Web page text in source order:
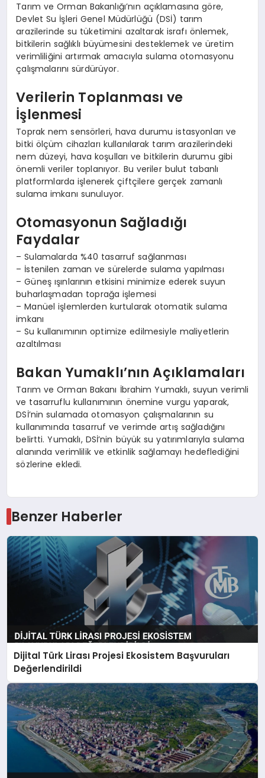
Tarım ve Orman Bakanlığı’nın açıklamasına göre,
Devlet Su İşleri Genel Müdürlüğü (DSİ) tarım
arazilerinde su tüketimini azaltarak israfı önlemek,
bitkilerin sağlıklı büyümesini desteklemek ve üretim
verimliliğini artırmak amacıyla sulama otomasyonu
çalışmalarını sürdürüyor.
Verilerin Toplanması ve
İşlenmesi
Toprak nem sensörleri, hava durumu istasyonları ve
bitki ölçüm cihazları kullanılarak tarım arazilerindeki
nem düzeyi, hava koşulları ve bitkilerin durumu gibi
önemli veriler toplanıyor. Bu veriler bulut tabanlı
platformlarda işlenerek çiftçilere gerçek zamanlı
sulama imkanı sunuluyor.
Otomasyonun Sağladığı
Faydalar
– Sulamalarda %40 tasarruf sağlanması
– İstenilen zaman ve sürelerde sulama yapılması
– Güneş ışınlarının etkisini minimize ederek suyun
buharlaşmadan toprağa işlemesi
– Manüel işlemlerden kurtularak otomatik sulama
imkanı
– Su kullanımının optimize edilmesiyle maliyetlerin
azaltılması
Bakan Yumaklı’nın Açıklamaları
Tarım ve Orman Bakanı İbrahim Yumaklı, suyun verimli
ve tasarruflu kullanımının önemine vurgu yaparak,
DSİ’nin sulamada otomasyon çalışmalarının su
kullanımında tasarruf ve verimde artış sağladığını
belirtti. Yumaklı, DSİ’nin büyük su yatırımlarıyla sulama
alanında verimlilik ve etkinlik sağlamayı hedeflediğini
sözlerine ekledi.
Benzer Haberler
Dijital Türk Lirası Projesi Ekosistem Başvuruları
Değerlendirildi